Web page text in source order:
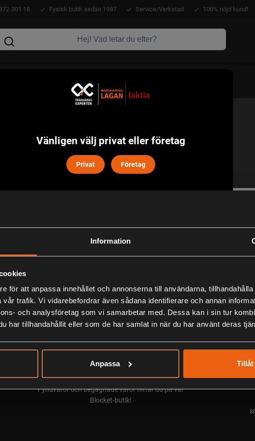
Information
för att anpassa innehållet och annonserna till användarna,
trafik. Vi vidarebefordrar även sådana identifierare och annan
och analysföretag som vi samarbetar med. Dessa kan i sin tur
har tillhandahållit eller som de har samlat in när du har använt deras
Anpassa Tillåt
301 18 Fysisk butik sedan 1987 Service/Verkstad 100% nöjd kund!
HABANERO
Blocket/Begagnat
Fyndvaror och begagnade varor hittar du på vår
Blocket-butik!
Vänligen välj privat eller företag
Privat Företag